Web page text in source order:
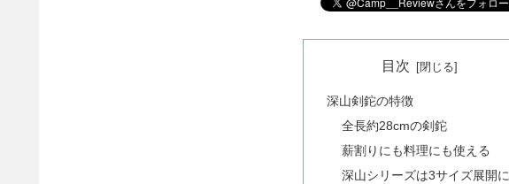
目次
深山剣鉈の特徴
全長約28cmの剣鉈
薪割りにも料理にも使える
深山シリーズは3サイズ展開に